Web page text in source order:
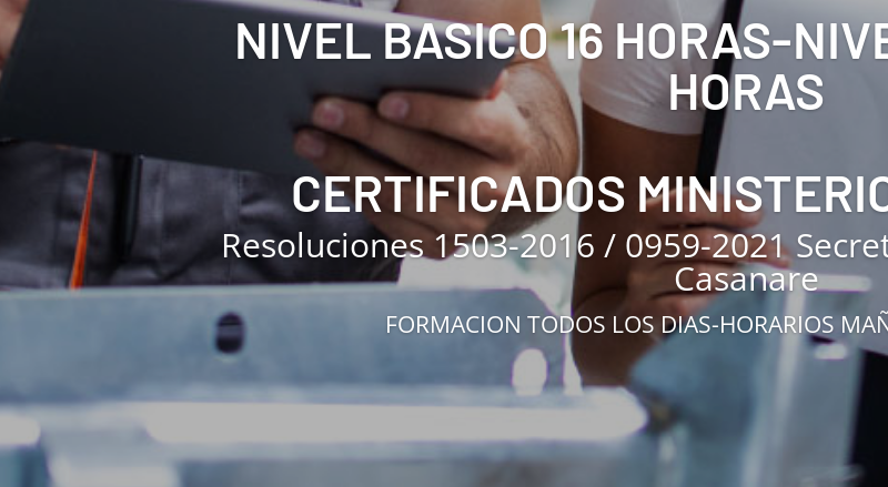
NIVEL BASICO 16 HORAS-
HORAS
CERTIFICADOS
Resoluciones 1503-2016 / 0959-2021
Casanare
FORMACION TODOS LOS DIAS-HORARIOS